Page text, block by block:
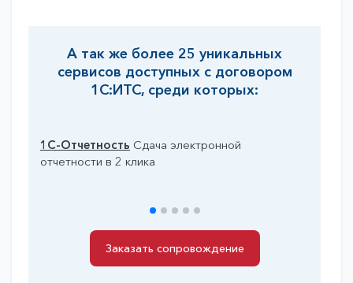
А так же более 25 уникальных
сервисов доступных с договором
1С:ИТС, среди которых:
1С-Отчетность Сдача электронной
отчетности в 2 клика
Заказать сопровождение